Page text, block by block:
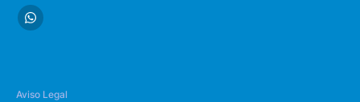
Aviso Legal